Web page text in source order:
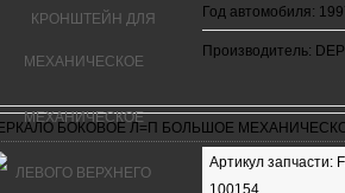
Год автомобиля:
Производитель:
БОКОВОЕ Л=П БОЛЬШОЕ
Артикул запчасти:
100154